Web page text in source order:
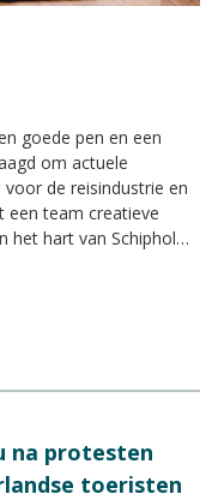
goede pen en een
om actuele
de reisindustrie en
een team creatieve
het hart van Schiphol
na protesten
toeristen